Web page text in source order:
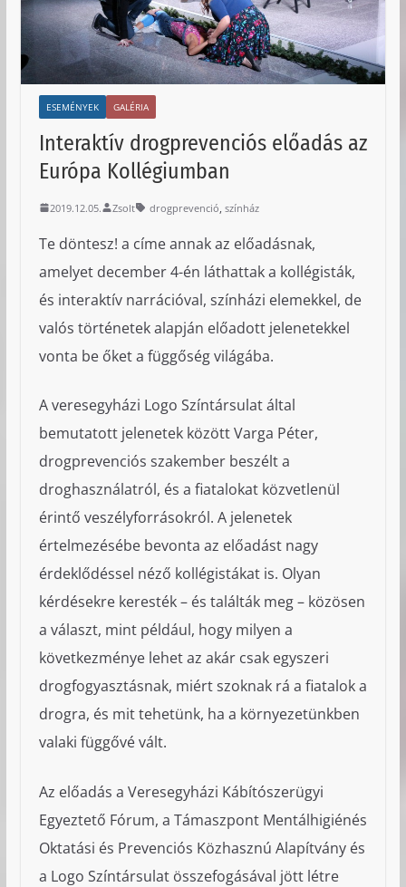
ESEMÉNYEK GALÉRIA
Interaktív drogprevenciós előadás az
Európa Kollégiumban
2019.12.05. Zsolt drogprevenció, színház
Te döntesz! a címe annak az előadásnak,
amelyet december 4-én láthattak a kollégisták,
és interaktív narrációval, színházi elemekkel, de
valós történetek alapján előadott jelenetekkel
vonta be őket a függőség világába.
A veresegyházi Logo Színtársulat által
bemutatott jelenetek között Varga Péter,
drogprevenciós szakember beszélt a
droghasználatról, és a fiatalokat közvetlenül
érintő veszélyforrásokról. A jelenetek
értelmezésébe bevonta az előadást nagy
érdeklődéssel néző kollégistákat is. Olyan
kérdésekre keresték – és találták meg – közösen
a választ, mint például, hogy milyen a
következménye lehet az akár csak egyszeri
drogfogyasztásnak, miért szoknak rá a fiatalok a
drogra, és mit tehetünk, ha a környezetünkben
valaki függővé vált.
Az előadás a Veresegyházi Kábítószerügyi
Egyeztető Fórum, a Támaszpont Mentálhigiénés
Oktatási és Prevenciós Közhasznú Alapítvány és
a Logo Színtársulat összefogásával jött létre